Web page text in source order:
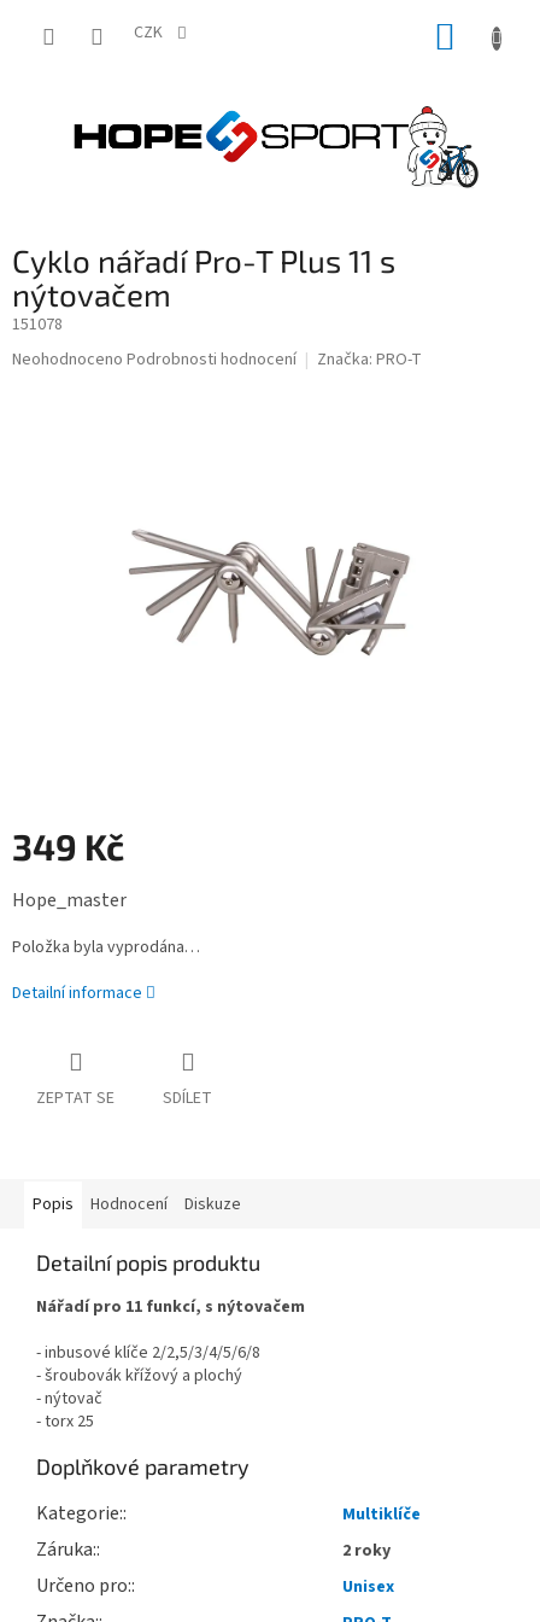
CZK
Cyklo nářadí Pro-T Plus 11 s
nýtovačem
151078
Průměrné
Neohodnoceno Podrobnosti hodnocení Značka: PRO-T
349 Kč
cena:
Hope_master
Položka byla vyprodána…
Detailní informace
ZEPTAT SE SDÍLET
Popis Hodnocení Diskuze
Detailní popis produktu
Nářadí pro 11 funkcí, s nýtovačem
- inbusové klíče 2/2,5/3/4/5/6/8
- šroubovák křížový a plochý
- nýtovač
- torx 25
Doplňkové parametry
Kategorie: Multiklíče
Záruka: 2 roky
Určeno pro: Unisex